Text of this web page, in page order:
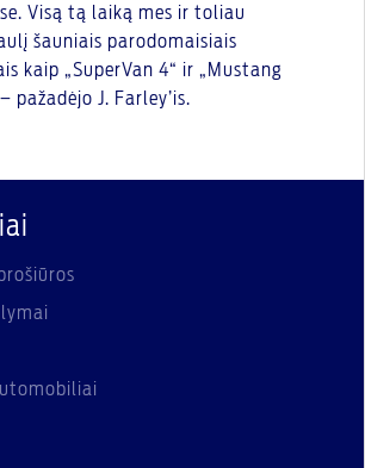
Visą tą laiką mes ir toliau
šauniais parodomaisiais
kaip „SuperVan 4“ ir „Mustang
pažadėjo J. Farley’is.